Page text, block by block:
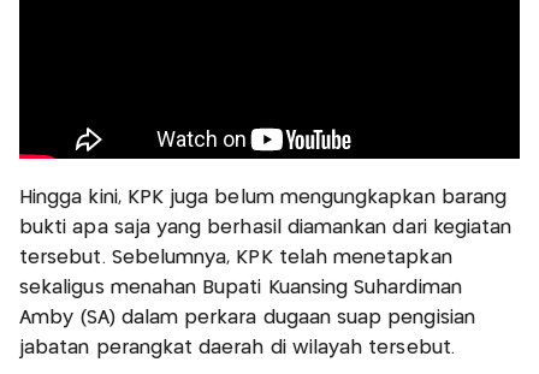
Hingga kini, KPK juga belum mengungkapkan barang
bukti apa saja yang berhasil diamankan dari kegiatan
tersebut. Sebelumnya, KPK telah menetapkan
sekaligus menahan Bupati Kuansing Suhardiman
Amby (SA) dalam perkara dugaan suap pengisian
jabatan perangkat daerah di wilayah tersebut.